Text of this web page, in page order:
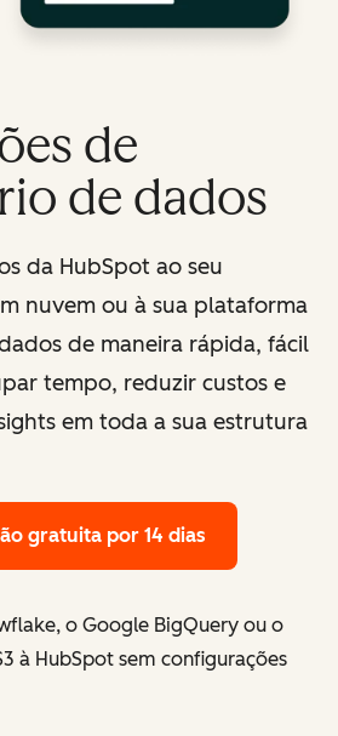
de
de dados
da HubSpot ao seu
nuvem ou à sua plataforma
de maneira rápida, fácil
tempo, reduzir custos e
em toda a sua estrutura
gratuita por 14 dias
o Google BigQuery ou o
à HubSpot sem configurações